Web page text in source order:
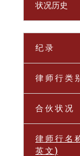
状况历史
纪 录
律 师 行 类
合 伙 状 况
律 师 行 名
英 文 )